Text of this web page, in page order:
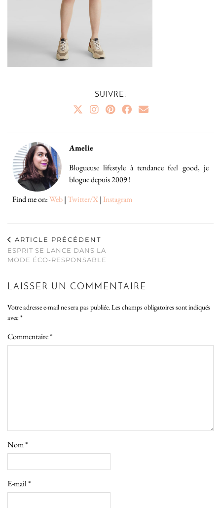
SUIVRE:
Amelie
Blogueuse lifestyle à tendance feel good, je
blogue depuis 2009 !
Find me on:Web|Twitter/X| Instagram
ARTICLE PRÉCÉDENT
ESPRIT SE LANCE DANS LA
MODE ÉCO-RESPONSABLE
LAISSER UN COMMENTAIRE
Votre adresse e-mail ne sera pas publiée.Les champs obligatoires sont indiqués
avec *
Commentaire*
Nom*
E-mail*